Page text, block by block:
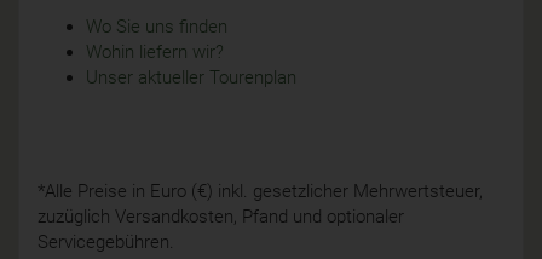
Wo Sie uns finden
Wohin liefern wir?
Unser aktueller Tourenplan
*Alle Preise in Euro (€) inkl. gesetzlicher Mehrwertsteuer,
zuzüglich Versandkosten, Pfand und optionaler
Servicegebühren.